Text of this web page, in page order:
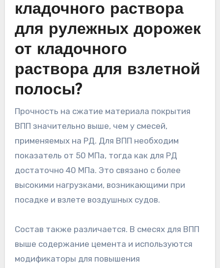
кладочного раствора
для рулежных дорожек
от кладочного
раствора для взлетной
полосы?
Прочность на сжатие материала покрытия
ВПП значительно выше, чем у смесей,
применяемых на РД. Для ВПП необходим
показатель от 50 МПа, тогда как для РД
достаточно 40 МПа. Это связано с более
высокими нагрузками, возникающими при
посадке и взлете воздушных судов.
Состав также различается. В смесях для ВПП
выше содержание цемента и используются
модификаторы для повышения